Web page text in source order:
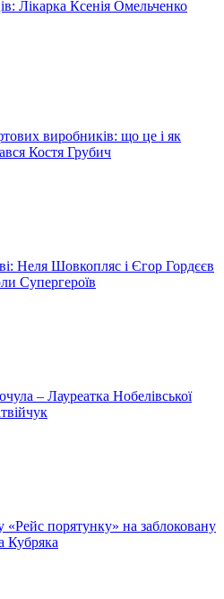
Лікарка Ксенія Омельченко
виробників: що це і як
Костя Грубич
Неля Шовкопляс і Єгор Гордєєв
Супергероїв
– Лауреатка Нобелівської
порятунку» на заблоковану
Кубряка